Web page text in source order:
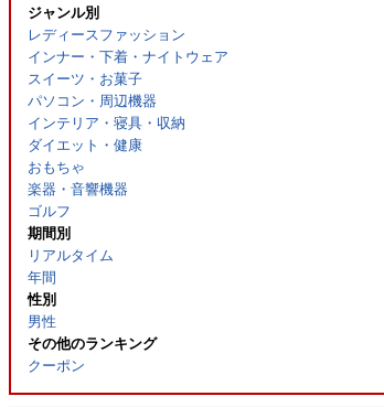
ジャンル別
レディースファッション
インナー・下着・ナイトウェア
スイーツ・お菓子
パソコン・周辺機器
インテリア・寝具・収納
ダイエット・健康
おもちゃ
楽器・音響機器
ゴルフ
期間別
リアルタイム
年間
性別
男性
その他のランキング
クーポン